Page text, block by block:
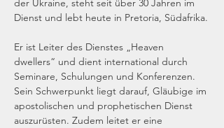
der Ukraine, steht seit über 30 Jahren im
Dienst und lebt heute in Pretoria, Südafrika.
Er ist Leiter des Dienstes „Heaven
dwellers“ und dient international durch
Seminare, Schulungen und Konferenzen.
Sein Schwerpunkt liegt darauf, Gläubige im
apostolischen und prophetischen Dienst
auszurüsten. Zudem leitet er eine